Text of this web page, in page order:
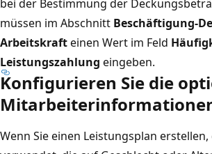
bei der Bestimmung der
müssen im Abschnitt Beschäftigung-
Arbeitskrafteinen Wert im Feld
Leistungszahlung eingeben.
Konfigurieren Sie die
Wenn Sie einen Leistungsplan